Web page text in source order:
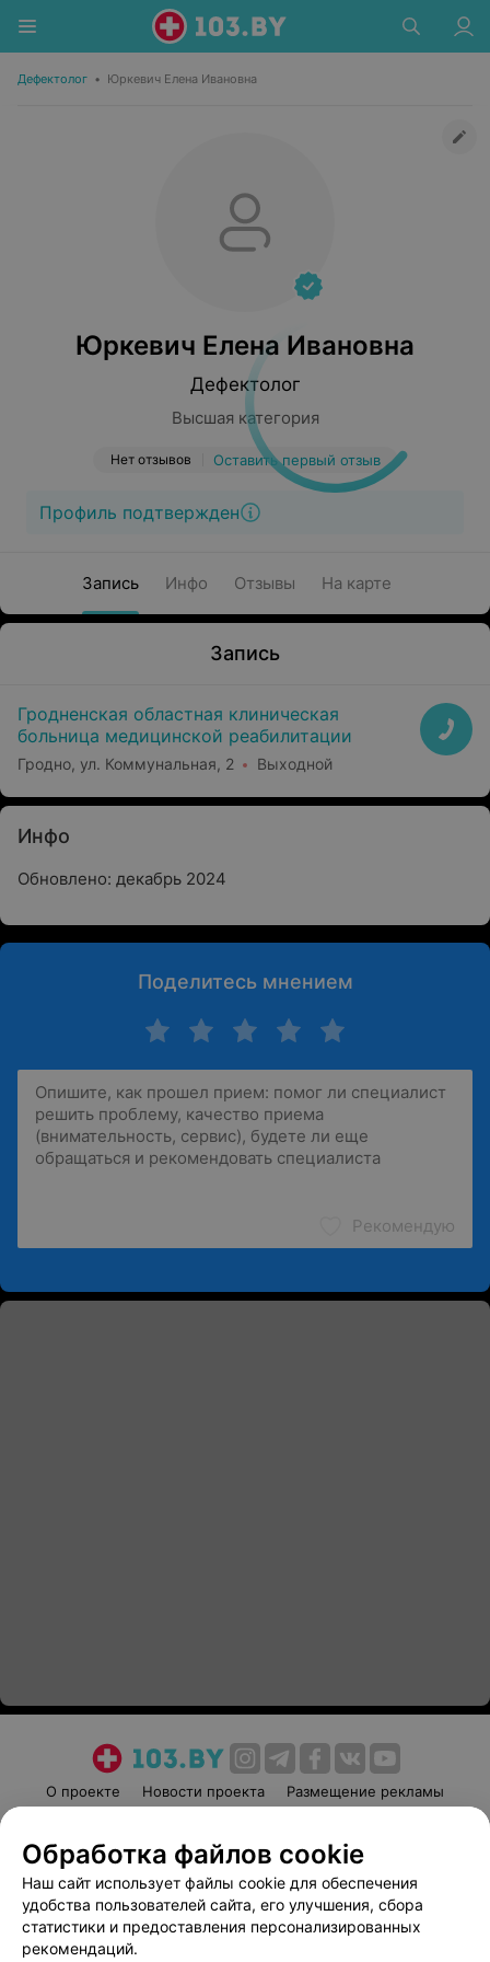
Дефектолог • Юркевич Елена Ивановна
Юркевич Елена Ивановна
Дефектолог
Высшая категория
Нет отзывов Оставить первый отзыв
Профиль подтвержден
Запись Инфо Отзывы На карте
Запись
Гродненская областная клиническая
больница медицинской реабилитации
Гродно, ул. Коммунальная, 2 Выходной
Инфо
Обновлено: декабрь 2024
Поделитесь мнением
Рекомендую
О проекте Новости проекта
Размещение рекламы
Пользовательское соглашение
Способы оплаты
Вакансии
Партнеры
Написать руководителю 103.by
Обработка файлов cookie
Наш сайт использует файлы cookie для обеспечения
удобства пользователей сайта, его улучшения, сбора
статистики и предоставления персонализированных
рекомендаций.